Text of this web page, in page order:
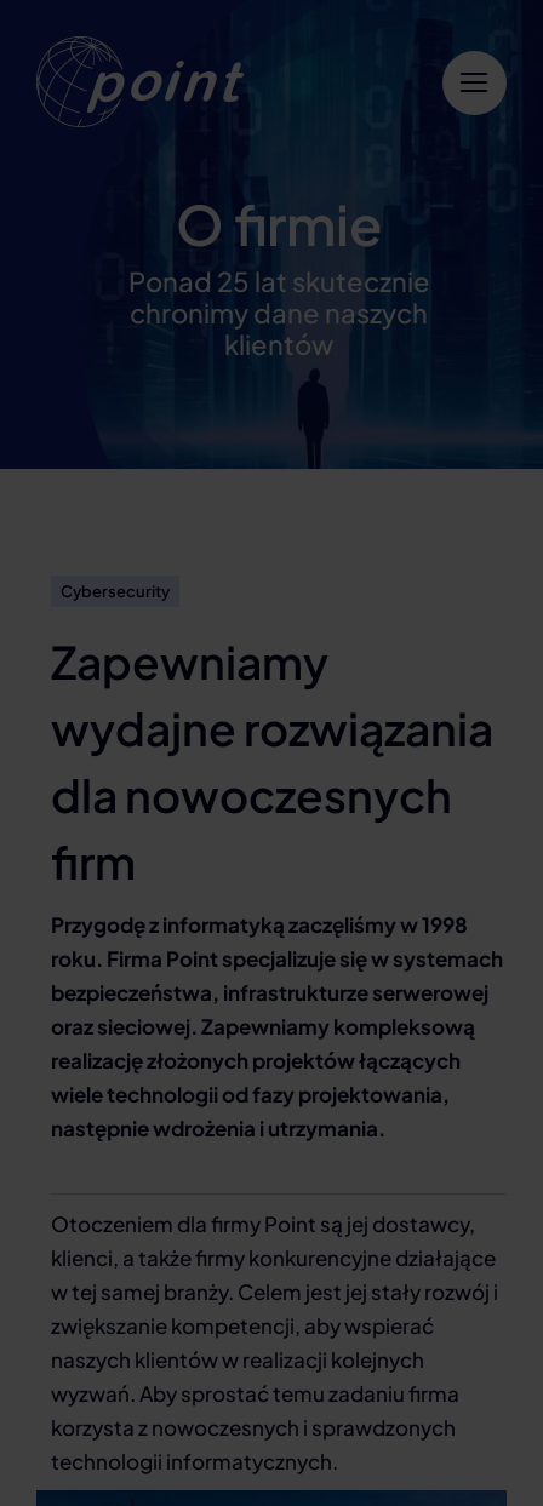
zawartości
O firmie
Ponad 25 lat skutecznie
chronimy dane naszych
klientów
Cybersecurity
Zapewniamy
wydajne rozwiązania
dla nowoczesnych
firm
Przygodę z informatyką zaczęliśmy w 1998
roku. Firma Point specjalizuje się w systemach
bezpieczeństwa, infrastrukturze serwerowej
oraz sieciowej. Zapewniamy kompleksową
realizację złożonych projektów łączących
wiele technologii od fazy projektowania,
następnie wdrożenia i utrzymania.
Otoczeniem dla firmy Point są jej dostawcy,
klienci, a także firmy konkurencyjne działające
w tej samej branży. Celem jest jej stały rozwój i
zwiększanie kompetencji, aby wspierać
naszych klientów w realizacji kolejnych
wyzwań. Aby sprostać temu zadaniu firma
korzysta z nowoczesnych i sprawdzonych
technologii informatycznych.